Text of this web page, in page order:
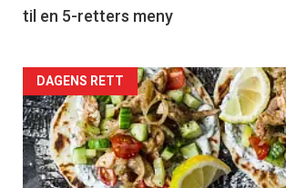
til en 5-retters meny
Forsiden
akkurat
nå
DAGENS RETT